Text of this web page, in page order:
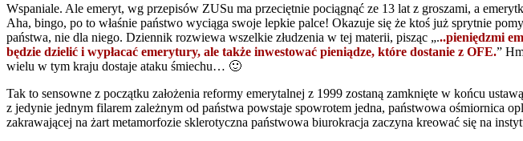
Wspaniale. Ale emeryt, wg przepisów ZUSu ma przeciętnie pociągnąć ze 13 lat z groszami, a
Aha, bingo, po to właśnie państwo wyciąga swoje lepkie palce! Okazuje się że ktoś już sprytnie
państwa, nie dla niego. Dziennik rozwiewa wszelkie złudzenia w tej materii, pisząc „...pieniędzmi
będzie dzielić i wypłacać emerytury, ale także inwestować pieniądze, które dostanie z OFE.”
wielu w tym kraju dostaje ataku śmiechu… 🙂
Tak to sensowne z początku założenia reformy emerytalnej z 1999 zostaną zamknięte w końcu
z jedynie jednym filarem zależnym od państwa powstaje spowrotem jedna, państwowa ośmiornica
zakrawającej na żart metamorfozie sklerotyczna państwowa biurokracja zaczyna kreować się na